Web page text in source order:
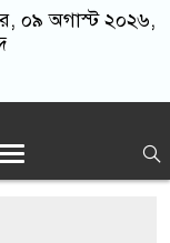
০৯ অগাস্ট ২০২৬,